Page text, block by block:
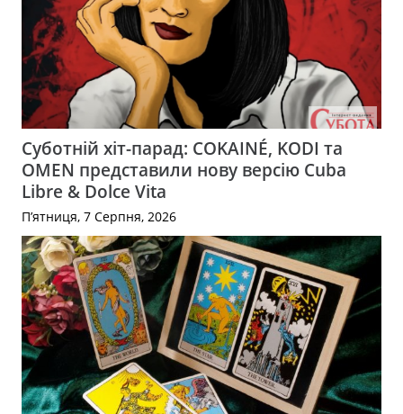
Суботній хіт-парад: COKAINÉ, KODI та
OMEN представили нову версію Cuba
Libre & Dolce Vita
П’ятниця, 7 Серпня, 2026